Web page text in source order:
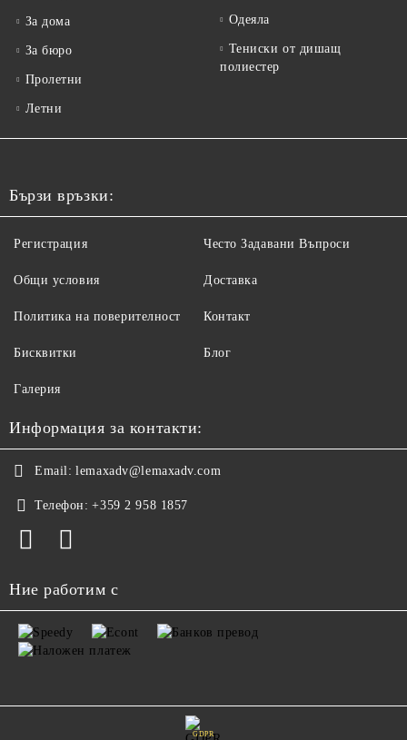
За дома
За бюро
Пролетни
Летни
Одеяла
Тениски от дишащ
полиестер
Бързи връзки:
Регистрация
Общи условия
Политика на поверителност
Бисквитки
Често Задавани Въпроси
Доставка
Контакт
Блог
Галерия
Информация за контакти:
Email: lemaxadv@lemaxadv.com
Телефон: +359 2 958 1857
Ние работим с
GDPR